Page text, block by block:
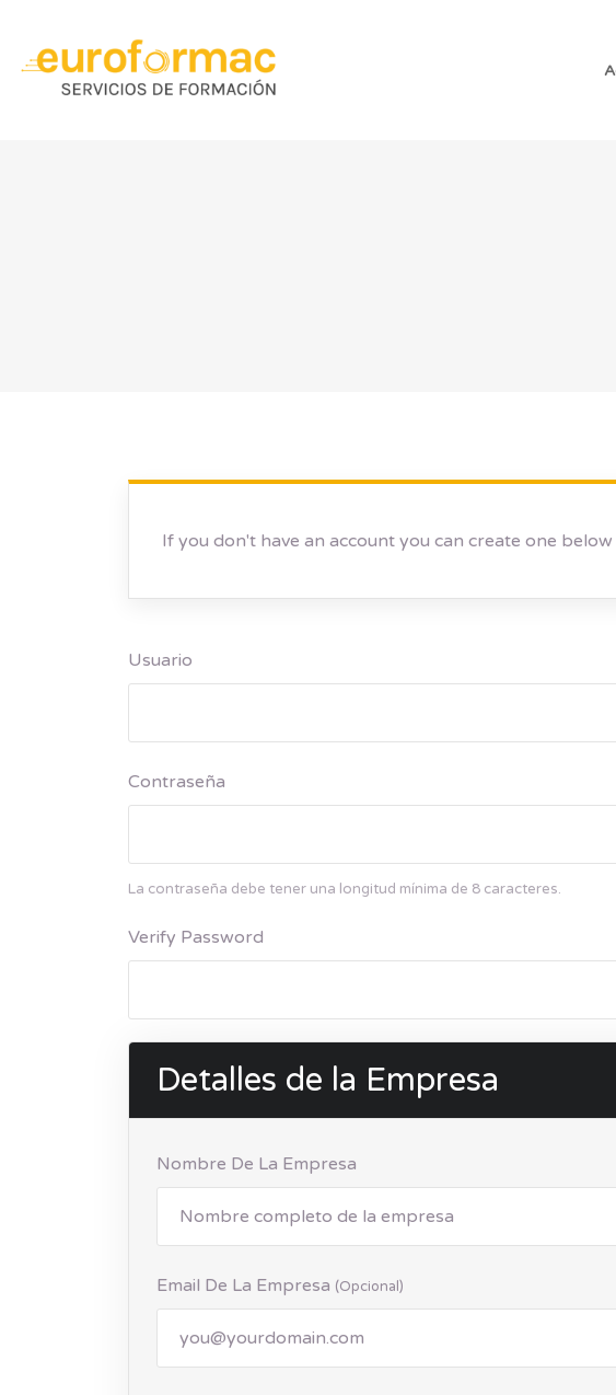
If you don't have an
Usuario
Contraseña
La contraseña debe tener una longitud mínima de 8 caracteres.
Verify Password
Detalles de la Empresa
Nombre De La Empresa
Email De La Empresa (opcional)